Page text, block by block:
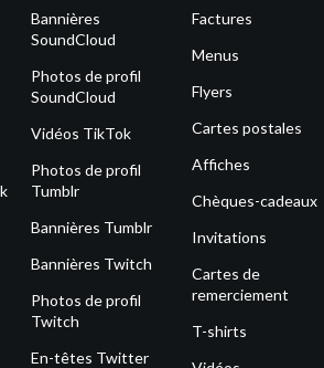
Bannières
SoundCloud
Photos de profil
SoundCloud
Vidéos TikTok
Photos de profil
Tumblr
Bannières Tumblr
Bannières Twitch
Photos de profil
Twitch
En-têtes Twitter
Factures
Menus
Flyers
Cartes postales
Affiches
Chèques-cadeaux
Invitations
Cartes de
remerciement
T-shirts